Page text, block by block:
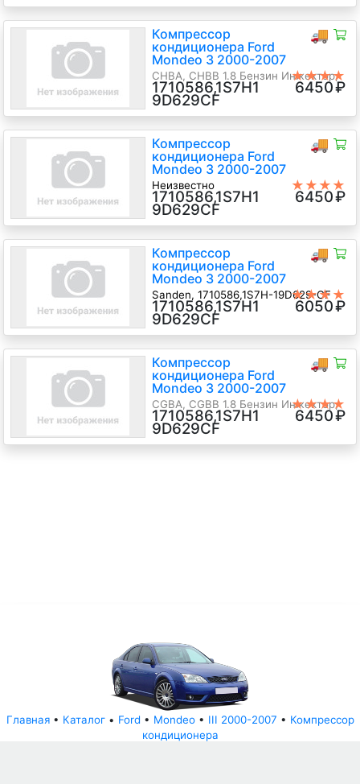
г.в.
🚚
Компрессор
кондиционера Ford
Mondeo 3 2000-2007
CHBA, CHBB 1.8 Бензин Инжектор,
5-ст.мех., Хэтчбэк 5 дв.,
серебристый, 2002 г.в.
★★★★
★
1710586,1S7H1
9D629CF
6450₽
🚚
Компрессор
кондиционера Ford
Mondeo 3 2000-2007
Неизвестно
CHBA, CHBB 1.8 Бензин Инжектор,
5-ст.мех., Хэтчбэк 5 дв., черный,
2002 г.в.
★★★★
★
1710586,1S7H1
9D629CF
6450₽
🚚
Компрессор
кондиционера Ford
Mondeo 3 2000-2007
Sanden, 1710586,1S7H-19D629-CF
CHBA, CHBB 1.8 Бензин Инжектор,
5-ст.мех., Универсал, черный, 2002
г.в.
★★★★
★
1710586,1S7H1
9D629CF
6050₽
🚚
Компрессор
кондиционера Ford
Mondeo 3 2000-2007
CGBA, CGBB 1.8 Бензин Инжектор,
5-ст.мех., Седан, серебристый,
2001 г.в.
★★★★
★
1710586,1S7H1
9D629CF
6450₽
Главная• Каталог• Ford • Mondeo• III 2000-2007 • Компрессор
кондиционера